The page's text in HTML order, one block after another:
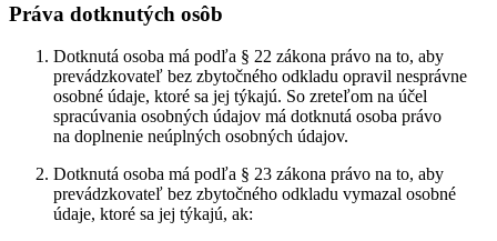
Práva dotknutých osôb
Dotknutá osoba má podľa § 22 zákona právo na to, aby
prevádzkovateľ bez zbytočného odkladu opravil nesprávne
osobné údaje, ktoré sa jej týkajú. So zreteľom na účel
spracúvania osobných údajov má dotknutá osoba právo
na doplnenie neúplných osobných údajov.
Dotknutá osoba má podľa § 23 zákona právo na to, aby
prevádzkovateľ bez zbytočného odkladu vymazal osobné
údaje, ktoré sa jej týkajú, ak: